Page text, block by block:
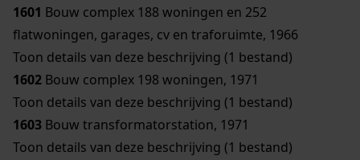
1601 Bouw complex 188 woningen en 252
flatwoningen, garages, cv en traforuimte, 1966
Toon details van deze beschrijving (1 bestand)
1602 Bouw complex 198 woningen, 1971
Toon details van deze beschrijving (1 bestand)
1603 Bouw transformatorstation, 1971
Toon details van deze beschrijving (1 bestand)